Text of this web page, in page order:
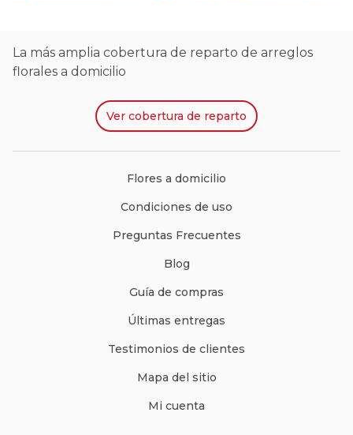
La más amplia cobertura de reparto de arreglos
florales a domicilio
Ver cobertura de reparto
Flores a domicilio
Condiciones de uso
Preguntas Frecuentes
Blog
Guía de compras
Últimas entregas
Testimonios de clientes
Mapa del sitio
Mi cuenta